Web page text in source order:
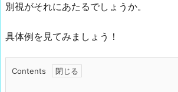
別視がそれにあたるでしょうか。
具体例を見てみましょう！
Contents